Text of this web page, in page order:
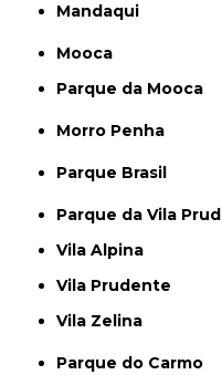
Mandaqui
Mooca
Parque da Mooca
Morro Penha
Parque Brasil
Parque da Vila
Vila Alpina
Vila Prudente
Vila Zelina
Parque do Carmo